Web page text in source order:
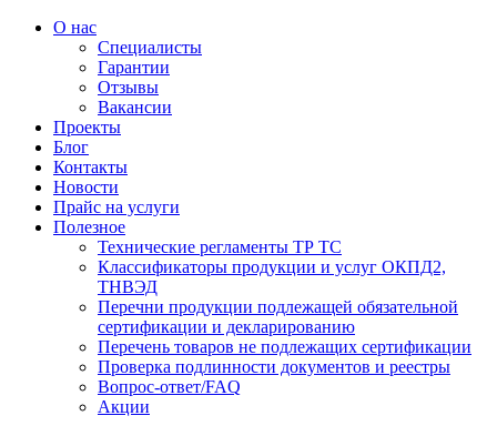
О нас
Специалисты
Гарантии
Отзывы
Вакансии
Проекты
Блог
Контакты
Новости
Прайс на услуги
Полезное
Технические регламенты ТР ТС
Классификаторы продукции и услуг ОКПД2,
ТНВЭД
Перечни продукции подлежащей обязательной
сертификации и декларированию
Перечень товаров не подлежащих сертификации
Проверка подлинности документов и реестры
Вопрос-ответ/FAQ
Акции